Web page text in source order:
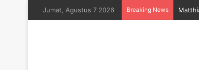
Jumat, Agustus 7 2026 Breaking News